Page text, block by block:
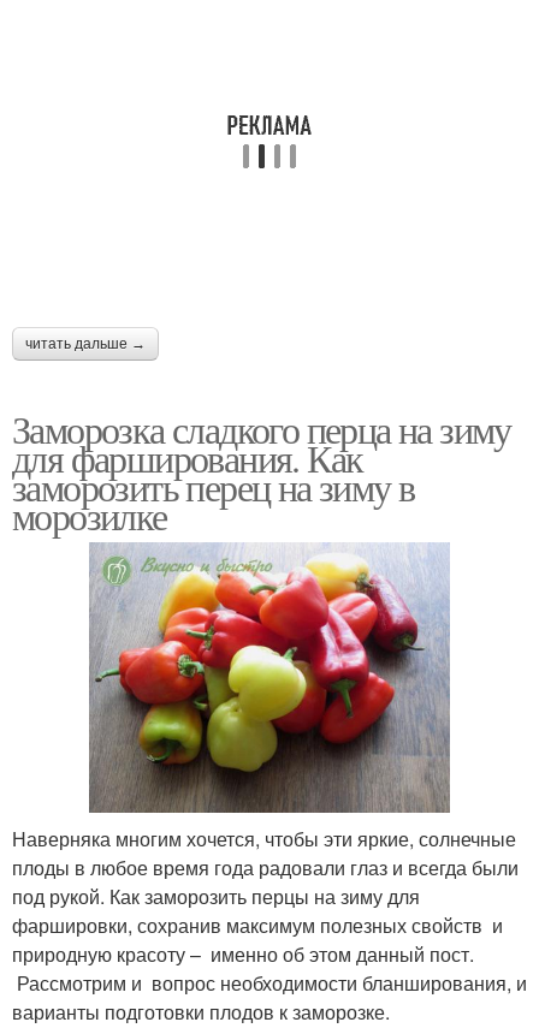
читать дальше →
Заморозка сладкого перца на зиму
для фарширования. Как
заморозить перец на зиму в
морозилке
Наверняка многим хочется, чтобы эти яркие, солнечные
плоды в любое время года радовали глаз и всегда были
под рукой. Как заморозить перцы на зиму для
фаршировки, сохранив максимум полезных свойств и
природную красоту – именно об этом данный пост.
Рассмотрим и вопрос необходимости бланширования, и
варианты подготовки плодов к заморозке.